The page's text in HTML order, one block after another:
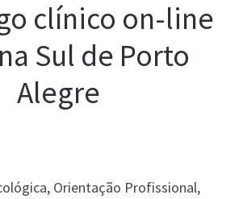
clínico on-line
Sul de Porto
Alegre
Orientação Profissional,